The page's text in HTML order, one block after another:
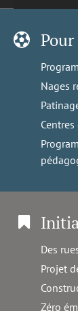
Pour
Nages
Des
Projet
Zéro